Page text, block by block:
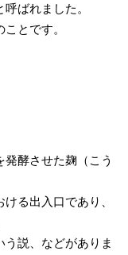
ばれました。
とです。
酵させた麹（こう
る出入口であり、
説、などがありま